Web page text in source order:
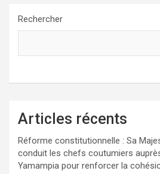
Rechercher
Articles récents
Réforme constitutionnelle : Sa
conduit les chefs coutumiers
Yamampia pour renforcer la